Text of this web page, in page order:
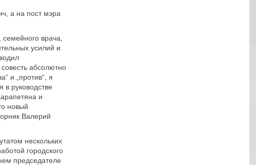
а на пост мэра
врача,
усилий и
абсолютно
и „против“, я
в руководстве
и
новый
Валерий
нескольких
городского
председателе